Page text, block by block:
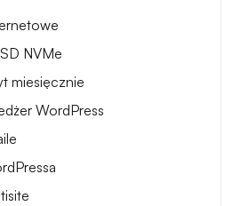
NVMe
miesięcznie
WordPress